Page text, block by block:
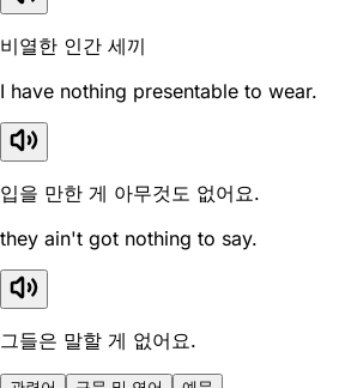
비열한 인간 세끼
I have nothing presentable to wear.
입을 만한 게 아무것도 없어요.
they ain't got nothing to say.
그들은 말할 게 없어요.